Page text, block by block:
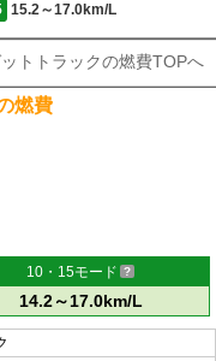
15.2～17.0km/L
トトラックの燃費TOPへ
燃費
10・15モード
14.2～17.0km/L